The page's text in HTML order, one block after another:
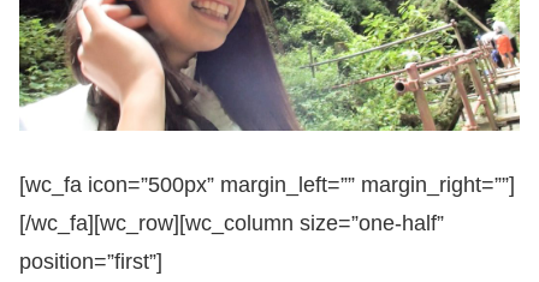
[wc_fa icon=”500px” margin_left=”” margin_right=””]
[/wc_fa][wc_row][wc_column size=”one-half”
position=”first”]